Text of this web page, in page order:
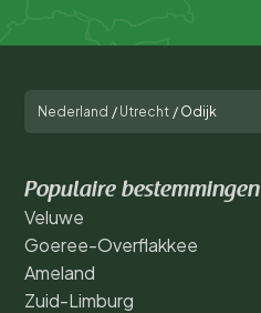
Nederland / Utrecht / Odijk
Populaire bestemmingen
Veluwe
Goeree-Overflakkee
Ameland
Zuid-Limburg